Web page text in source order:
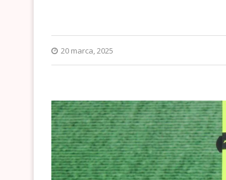
20 marca, 2025